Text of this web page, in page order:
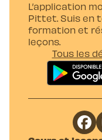
L’application
Pittet. Suis en
formation et
leçons.
Tous les